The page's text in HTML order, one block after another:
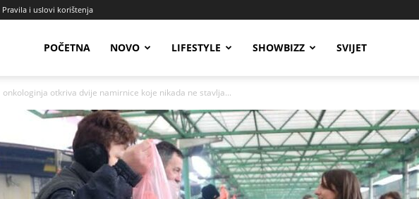
Pravila i uslovi korištenja
POČETNA NOVO LIFESTYLE SHOWBIZZ SVIJET
onkologinja otkriva dvije namirnice koje nikada ne stavlja...